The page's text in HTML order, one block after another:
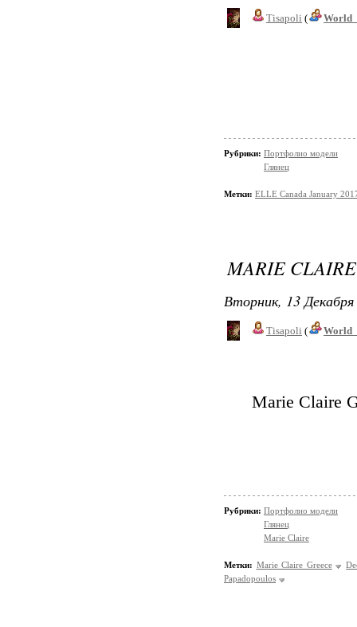
Tisapoli (
Рубрики: Портфолио модели
Глянец
Метки: ELLE Canada January
MARIE
Вторник, 13
Tisapoli (
Marie Claire
Рубрики: Портфолио модели
Глянец
Marie Claire
Метки: Marie Claire Greece
Papadopoulos